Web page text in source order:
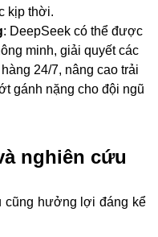
kịp thời.
: DeepSeek có thể được
minh, giải quyết các
24/7, nâng cao trải
gánh nặng cho đội ngũ
nghiên cứu
cũng hưởng lợi đáng kể